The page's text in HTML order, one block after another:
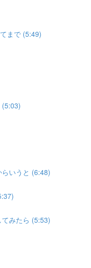
まで (5:49)
(5:03)
いうと (6:48)
みたら (5:53)